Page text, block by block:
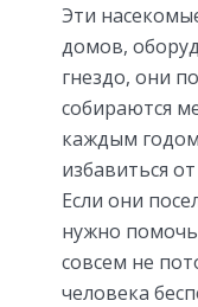
Эти
домов,
гнездо, они
собираются
каждым годом
избавиться
Если они
нужно
совсем не
человека